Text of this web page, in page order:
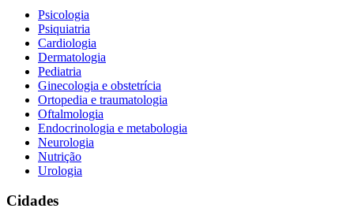
Psicologia
Psiquiatria
Cardiologia
Dermatologia
Pediatria
Ginecologia e obstetrícia
Ortopedia e traumatologia
Oftalmologia
Endocrinologia e metabologia
Neurologia
Nutrição
Urologia
Cidades